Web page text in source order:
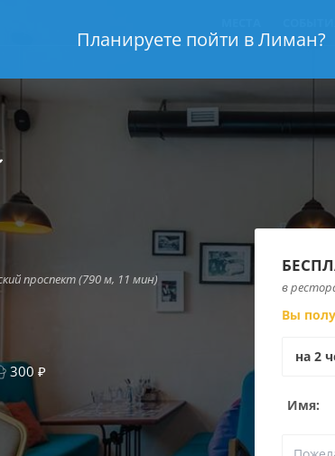
проспект (790 м, 11 мин)
300 ₽
в
Вы
Имя:
Планируете пойти в Лиман?